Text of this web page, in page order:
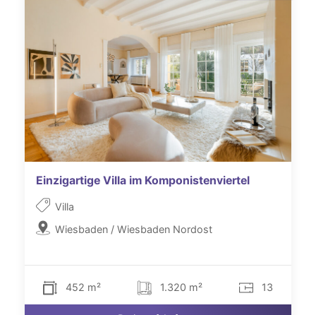
Einzigartige Villa im Komponistenviertel
Villa
Wiesbaden / Wiesbaden Nordost
452 m² 1.320 m² 13